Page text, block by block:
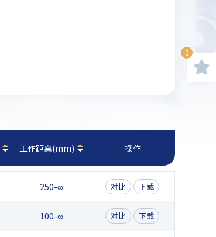
工作距离(mm) 操作
250-∞ 对比 下载
100-∞ 对比 下载
0